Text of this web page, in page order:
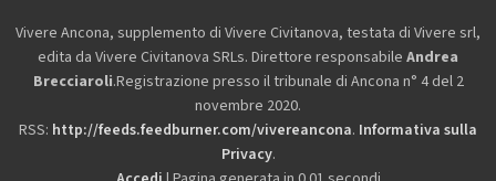
Vivere Ancona, supplemento di Vivere Civitanova, testata di Vivere srl,
edita da Vivere Civitanova SRLs. Direttore responsabile Andrea
Brecciaroli.Registrazione presso il tribunale di Ancona n° 4 del 2
novembre 2020.
RSS: http://feeds.feedburner.com/vivereancona. Informativa sulla
Privacy.